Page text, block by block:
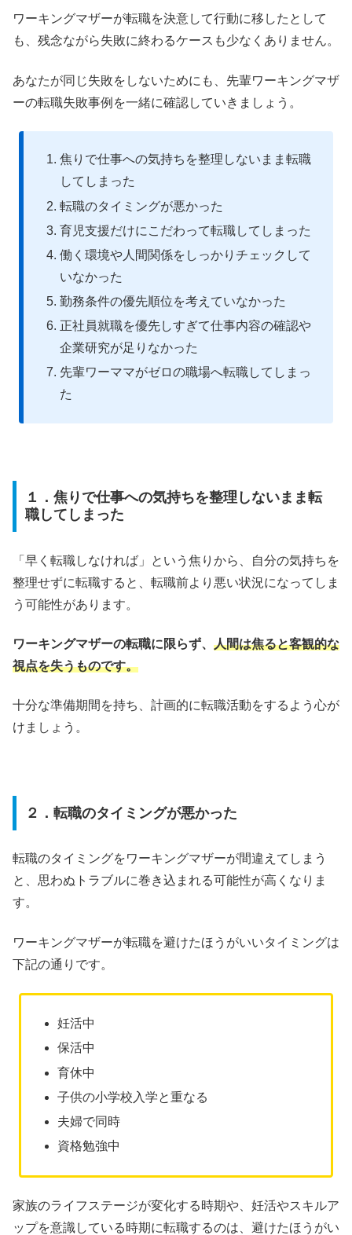
ワーキングマザーが転職を決意して行動に移したとして
も、残念ながら失敗に終わるケースも少なくありません。
あなたが同じ失敗をしないためにも、先輩ワーキングマザ
ーの転職失敗事例を一緒に確認していきましょう。
焦りで仕事への気持ちを整理しないまま転職
してしまった
転職のタイミングが悪かった
育児支援だけにこだわって転職してしまった
働く環境や人間関係をしっかりチェックして
いなかった
勤務条件の優先順位を考えていなかった
正社員就職を優先しすぎて仕事内容の確認や
企業研究が足りなかった
先輩ワーママがゼロの職場へ転職してしまっ
た
１．焦りで仕事への気持ちを整理しないまま転
職してしまった
「早く転職しなければ」という焦りから、自分の気持ちを
整理せずに転職すると、転職前より悪い状況になってしま
う可能性があります。
ワーキングマザーの転職に限らず、 人間は焦ると客観的な
視点を失うものです。
十分な準備期間を持ち、計画的に転職活動をするよう心が
けましょう。
２．転職のタイミングが悪かった
転職のタイミングをワーキングマザーが間違えてしまう
と、思わぬトラブルに巻き込まれる可能性が高くなりま
す。
ワーキングマザーが転職を避けたほうがいいタイミングは
下記の通りです。
妊活中
保活中
育休中
子供の小学校入学と重なる
夫婦で同時
資格勉強中
家族のライフステージが変化する時期や、妊活やスキルア
ップを意識している時期に転職するのは、避けたほうがい